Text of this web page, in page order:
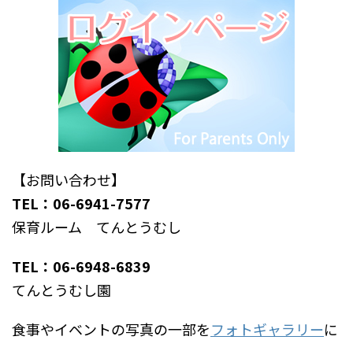
【お問い合わせ】
TEL：06-6941-7577
保育ルーム てんとうむし
TEL：06-6948-6839
てんとうむし園
食事やイベントの写真の一部をフォトギャラリーに